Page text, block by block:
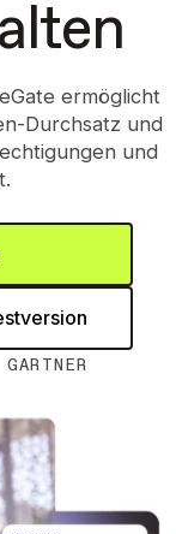
ermöglicht
Durchsatz und
und